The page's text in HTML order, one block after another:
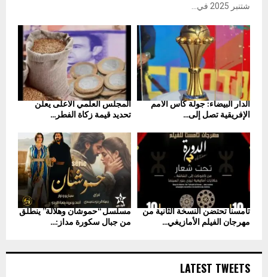
شتنبر 2025 في...
المجلس العلمي الأعلى يعلن
تحديد قيمة زكاة الفطر...
الدار البيضاء: جولة كأس الأمم
الإفريقية تصل إلى...
مسلسل “حموشان وهلالة” ينطلق
من جبال سكورة مداز:...
تامسنا تحتضن النسخة الثانية من
مهرجان الفيلم الأمازيغي...
LATEST TWEETS